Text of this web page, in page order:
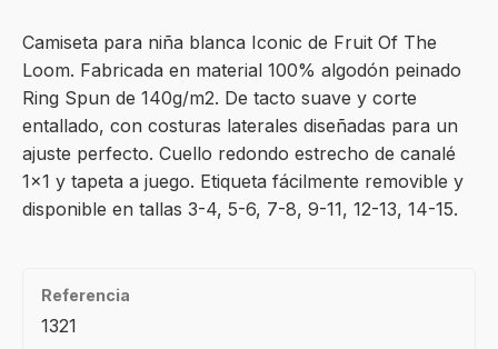
Camiseta para niña blanca Iconic de Fruit Of The
Loom. Fabricada en material 100% algodón peinado
Ring Spun de 140g/m2. De tacto suave y corte
entallado, con costuras laterales diseñadas para un
ajuste perfecto. Cuello redondo estrecho de canalé
1×1 y tapeta a juego. Etiqueta fácilmente removible y
disponible en tallas 3-4, 5-6, 7-8, 9-11, 12-13, 14-15.
Referencia
1321